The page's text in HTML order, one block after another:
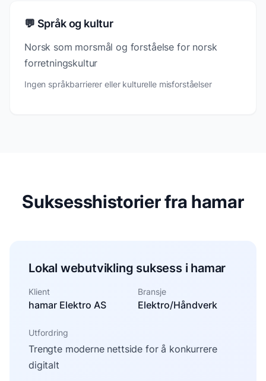
💬 Språk og kultur
Norsk som morsmål og forståelse for norsk
forretningskultur
Ingen språkbarrierer eller kulturelle misforståelser
Suksesshistorier fra hamar
Lokal webutvikling suksess i hamar
Klient
hamar Elektro AS
Bransje
Elektro/Håndverk
Utfordring
Trengte moderne nettside for å konkurrere
digitalt